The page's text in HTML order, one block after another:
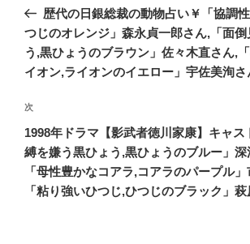
ナ
ビ
ゲ
シ
ョ
ン
の
投
稿
歴代の日銀総裁の動物占い￥「協調
つじのオレンジ」森永貞一郎さん,「面倒
う,黒ひょうのブラウン」佐々木直さん,
イオン,ライオンのイエロー」宇佐美洵さ
次
の
投
稿
次
1998年ドラマ【影武者徳川家康】キャス
縛を嫌う黒ひょう,黒ひょうのブルー」
「母性豊かなコアラ,コアラのパープル
「粘り強いひつじ,ひつじのブラック」